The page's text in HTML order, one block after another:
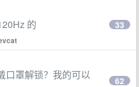
的 33
口罩解锁？我的可以
62